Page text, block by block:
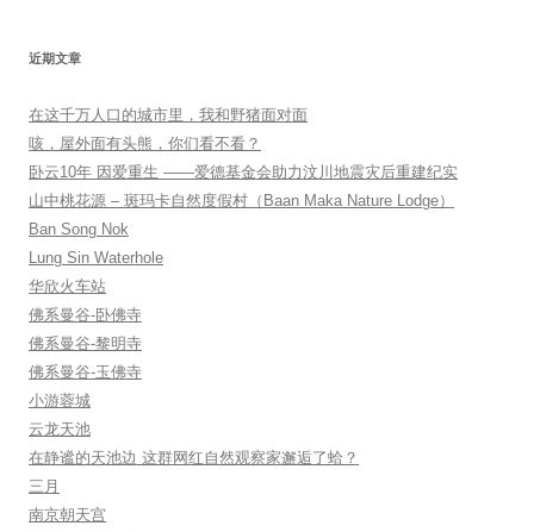
近期文章
在这千万人口的城市里，我和野猪面对面
咳，屋外面有头熊，你们看不看？
卧云10年 因爱重生 ——爱德基金会助力汶川地震灾后重建纪实
山中桃花源 – 斑玛卡自然度假村（Baan Maka Nature Lodge）
Ban Song Nok
Lung Sin Waterhole
华欣火车站
佛系曼谷-卧佛寺
佛系曼谷-黎明寺
佛系曼谷-玉佛寺
小游蓉城
云龙天池
在静谧的天池边 这群网红自然观察家邂逅了蛤？
三月
南京朝天宫